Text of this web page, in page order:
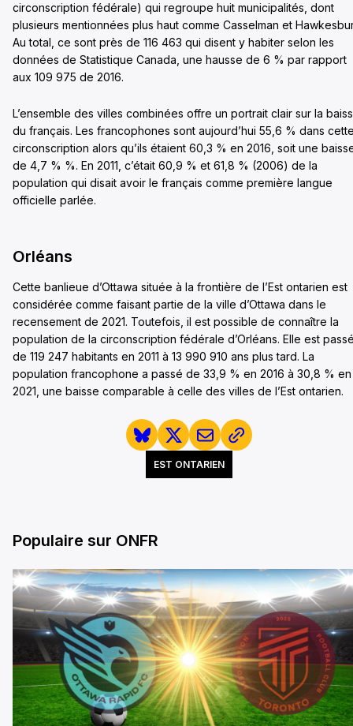
circonscription fédérale) qui regroupe huit municipalités, dont
plusieurs mentionnées plus haut comme Casselman et
Au total, ce sont près de 116 463 qui disent y habiter selon les
données de Statistique Canada, une hausse de 6 % par rapport
aux 109 975 de 2016.
L’ensemble des villes combinées offre un portrait clair sur la
du français. Les francophones sont aujourd’hui 55,6 % dans
circonscription alors qu’ils étaient 60,3 % en 2016, soit une
de 4,7 % %. En 2011, c’était 60,9 % et 61,8 % (2006) de la
population qui disait avoir le français comme première langue
officielle parlée.
Orléans
Cette banlieue d’Ottawa située à la frontière de l’Est ontarien est
considérée comme faisant partie de la ville d’Ottawa dans le
recensement de 2021. Toutefois, il est possible de connaître la
population de la circonscription fédérale d’Orléans. Elle est
de 119 247 habitants en 2011 à 13 990 910 ans plus tard. La
population francophone a passé de 33,9 % en 2016 à 30,8 % en
2021, une baisse comparable à celle des villes de l’Est ontarien.
EST ONTARIEN
Populaire sur ONFR